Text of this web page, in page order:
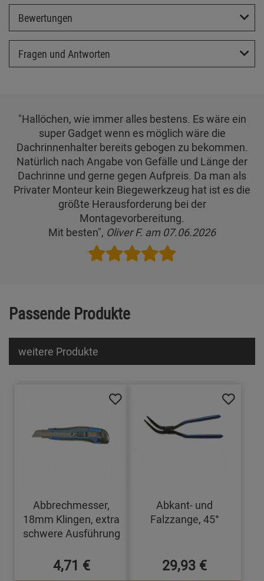
Bewertungen
Fragen und Antworten
"Hallöchen, wie immer alles bestens. Es wäre ein
super Gadget wenn es möglich wäre die
Dachrinnenhalter bereits gebogen zu bekommen.
Natürlich nach Angabe von Gefälle und Länge der
Dachrinne und gerne gegen Aufpreis. Da man als
Privater Monteur kein Biegewerkzeug hat ist es die
größte Herausforderung bei der
Montagevorbereitung.
Mit besten", Oliver F. am 07.06.2026
Passende Produkte
weitere Produkte
Abbrechmesser,
18mm Klingen, extra
schwere Ausführung
4,71 €
Abkant- und
Falzzange, 45°
29,93 €